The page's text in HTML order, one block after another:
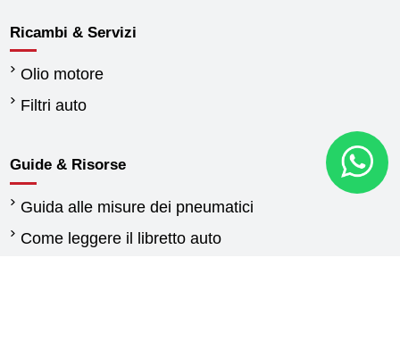
Ricambi & Servizi
Olio motore
Filtri auto
Guide & Risorse
Guida alle misure dei pneumatici
Come leggere il libretto auto